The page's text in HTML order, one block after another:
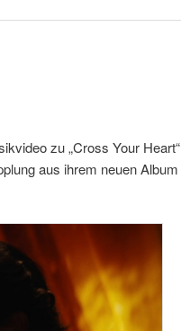
zu „Cross Your Heart“
aus ihrem neuen Album